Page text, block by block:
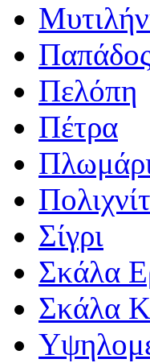
Πελόπη
Πέτρα
Σίγρι
Σκάλα
Σκάλα